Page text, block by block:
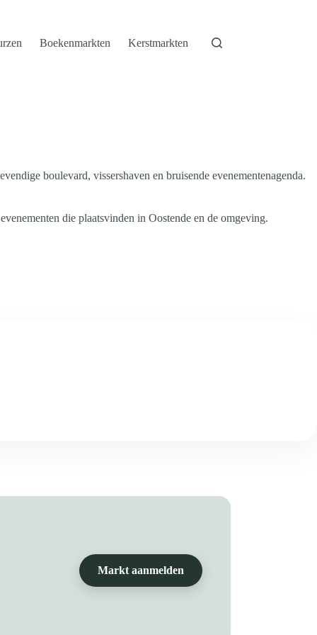
Boekenmarkten Kerstmarkten
boulevard, vissershaven en bruisende evenementenagenda.
die plaatsvinden in Oostende en de omgeving.
Markt aanmelden